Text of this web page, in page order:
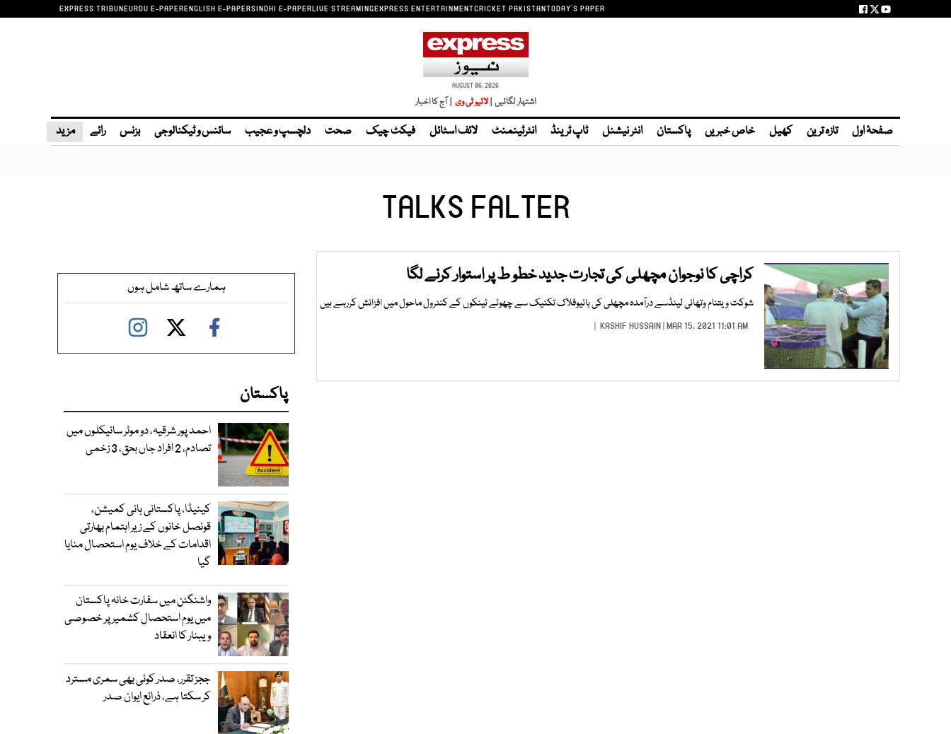
EXPRESS TRIBUNEURDU E-PAPERENGLISH E-PAPERSINDHI E-PAPERLIVE STREAMINGEXPRESS ENTERTAINMENTCRICKET PAKISTANTODAY'S PAPER
AUGUST 06, 2026
اشتہار لگائیں |لائیو ٹی وی | آج کا اخبار
صفحۂ اول تازہ ترین کھیل خاص خبریں پاکستان انٹر نیشنل ٹاپ ٹرینڈ انٹرٹینمنٹ لائف اسٹائل فیکٹ چیک صحت دلچسپ و عجیب سائنس و ٹیکنالوجی بزنس رائے مزید
TALKS FALTER
کراچی کا نوجوان مچھلی کی تجارت جدید خطو ط پر استوار کرنے لگا
شوکت ویتنام وتھائی لینڈسے درآمدہ مچھلی کی بائیوفلاک تکنیک سے چھوٹے ٹینکوں کے کنٹرول ماحول میں افزائش کررہے ہیں
KASHIF HUSSAIN| MAR 15, 2021 11:01 AM |
ہمارے ساتھ شامل ہوں
پاکستان
احمد پور شرقیہ، دو موٹر سائیکلوں میں
تصادم، 2 افراد جاں بحق، 3 زخمی
کینیڈا، پاکستانی ہائی کمیشن،
قونصل خانوں کے زیر اہتمام بھارتی
اقدامات کے خلاف یوم استحصال منایا
گیا
واشنگٹن میں سفارت خانہ پاکستان
میں یوم استحصال کشمیر پر خصوصی
ویبنار کا انعقاد
ججز تقرر، صدر کوئی بھی سمری مسترد
کر سکتا ہے، ذرائع ایوان صدر